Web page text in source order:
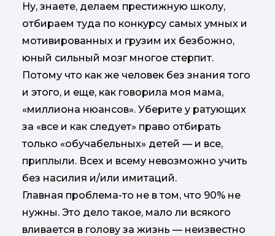
Ну, знаете, делаем престижную школу,
отбираем туда по конкурсу самых умных и
мотивированных и грузим их безбожно,
юный сильный мозг многое стерпит.
Потому что как же человек без знания того
и этого, и еще, как говорила моя мама,
«миллиона нюансов». Уберите у ратующих
за «все и как следует» право отбирать
только «обучабельных» детей — и все,
приплыли. Всех и всему невозможно учить
без насилия и/или имитаций.
Главная проблема-то не в том, что 90% не
нужны. Это дело такое, мало ли всякого
вливается в голову за жизнь — неизвестно